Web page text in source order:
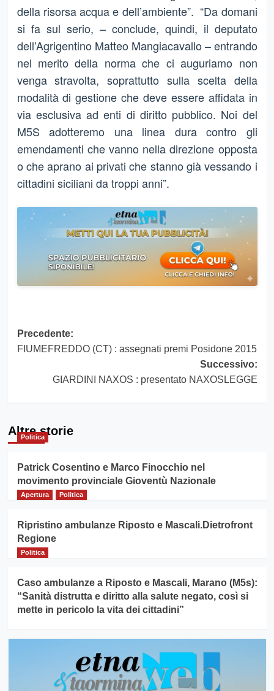
della risorsa acqua e dell’ambiente”. “Da domani
si fa sul serio, – conclude, quindi, il deputato
dell’Agrigentino Matteo Mangiacavallo – entrando
nel merito della norma che ci auguriamo non
venga stravolta, soprattutto sulla scelta della
modalità di gestione che deve essere affidata in
via esclusiva ad enti di diritto pubblico. Noi del
M5S adotteremo una linea dura contro gli
emendamenti che vanno nella direzione opposta
o che aprano ai privati che stanno già vessando i
cittadini siciliani da troppi anni”.
Navigazione
articolo
Precedente:
FIUMEFREDDO (CT) : assegnati premi Posidone 2015
Successivo:
GIARDINI NAXOS : presentato NAXOSLEGGE
Altre storie
Politica
Patrick Cosentino e Marco Finocchio nel
movimento provinciale Gioventù Nazionale
Apertura Politica
Ripristino ambulanze Riposto e Mascali.Dietrofront
Regione
Politica
Caso ambulanze a Riposto e Mascali, Marano (M5s):
“Sanità distrutta e diritto alla salute negato, così si
mette in pericolo la vita dei cittadini”